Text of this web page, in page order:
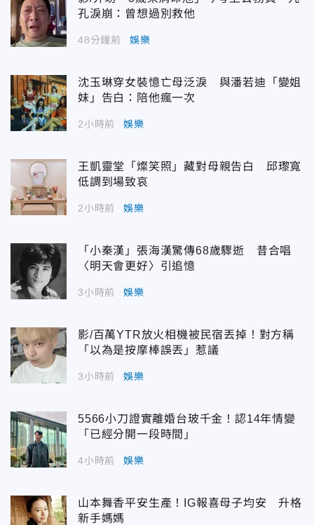
孔淚崩：曾想過別救他
48分鐘前 娛樂
沈玉琳穿女裝憶亡母泛淚 與潘若迪「變姐
妹」告白：陪他瘋一次
2小時前 娛樂
王凱靈堂「燦笑照」藏對母親告白 邱瓈寬
低調到場致哀
2小時前 娛樂
「小秦漢」張海漢驚傳68歲驟逝 昔合唱
〈明天會更好〉引追憶
3小時前 娛樂
影/百萬YTR放火相機被民宿丟掉！對方稱
「以為是按摩棒誤丟」惹議
3小時前 娛樂
5566小刀證實離婚台玻千金！認14年情變
「已經分開一段時間」
4小時前 娛樂
山本舞香平安生產！IG報喜母子均安 升格
新手媽媽